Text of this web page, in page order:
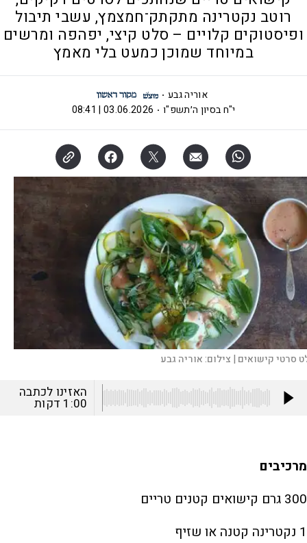
רוטב נקטרינה מתקתק־חמצמץ, עשבי תיבול
ופיסטוקים קלויים – סלט קיצי, יפהפה ומרשים
במיוחד שמוכן כמעט בלי מאמץ
אוריה גבע
י"ח בסיון ה׳תשפ"ו
03.06.2026 | 08:41
סרטי קישואים | צילום:אוריה גבע
האזינו לכתבה
1:00 דקות
מרכיבים
300 גרם קישואים קטנים טריים
1 נקטרינה קטנה או שזיף